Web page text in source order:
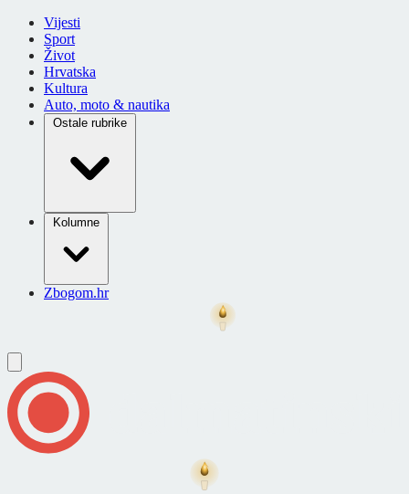
Vijesti
Sport
Život
Hrvatska
Kultura
Auto, moto & nautika
Ostale rubrike
Kolumne
Zbogom.hr